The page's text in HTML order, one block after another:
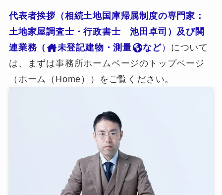
代表者挨拶（相続土地国庫帰属制度の専門家：
土地家屋調査士・行政書士 池田卓司）及び関
連業務（
未登記建物・測量 など） について
は、まずは事務所ホームページのトップページ
（ホーム（Home））をご覧ください。